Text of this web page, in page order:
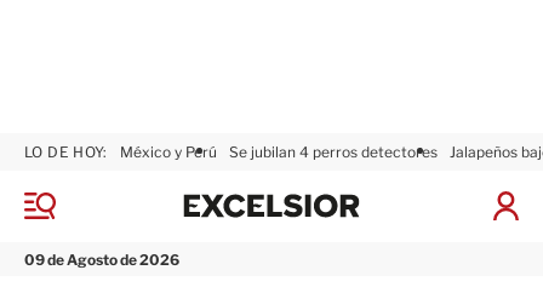
M
n
09 de Agosto de 2026
LO DE HOY: México y Perú Se jubilan 4 perros detectores Jalapeños
I
x